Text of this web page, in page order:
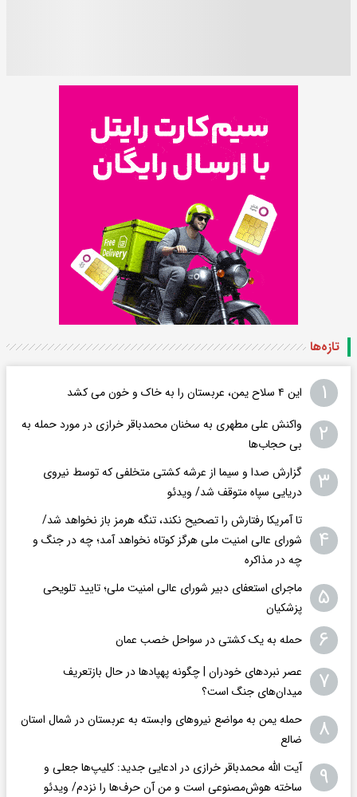
تازه‌ها
۱ این ۴ سلاح یمن، عربستان را به خاک و خون می کشد
۲
واکنش علی مطهری به سخنان محمدباقر خرازی در مورد حمله به
بی حجاب‌ها
۳
گزارش صدا و سیما از عرشه کشتی متخلفی که توسط نیروی
دریایی سپاه متوقف شد/ ویدئو
۴
تا آمریکا رفتارش را تصحیح نکند، تنگه هرمز باز نخواهد شد/
شورای عالی امنیت ملی هرگز کوتاه نخواهد آمد؛ چه در جنگ و
چه در مذاکره
۵
ماجرای استعفای دبیر شورای عالی امنیت ملی؛ تایید تلویحی
پزشکیان
۶ حمله به یک کشتی در سواحل خصب عمان
۷
عصر نبردهای خودران | چگونه پهپادها در حال بازتعریف
میدان‌های جنگ است؟
۸
حمله یمن به مواضع نیروهای وابسته به عربستان در شمال استان
ضالع
۹
آیت الله محمدباقر خرازی در ادعایی جدید: کلیپ‌ها جعلی و
ساخته هوش‌مصنوعی است و من آن حرف‌ها را نزدم/ ویدئو